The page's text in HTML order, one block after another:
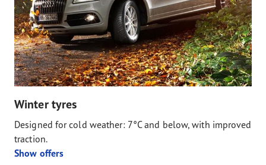
Winter tyres
Designed for cold weather: 7°C and below, with improved
traction.
Show offers